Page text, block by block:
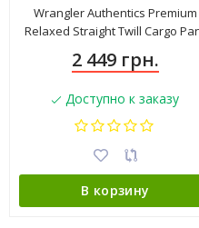
Wrangler Authentics Premium
Relaxed Straight Twill Cargo
2 449 грн.
Доступно к заказу
В корзину